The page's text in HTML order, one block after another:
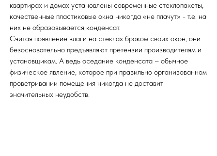
квартирах и домах установлены современные стеклопакеты,
качественные пластиковые окна никогда «не плачут» - т.е. на
них не образовывается конденсат.
Считая появление влаги на стеклах браком своих окон, они
безосновательно предъявляют претензии производителям и
установщикам. А ведь оседание конденсата – обычное
физическое явление, которое при правильно организованном
проветривании помещения никогда не доставит
значительных неудобств.